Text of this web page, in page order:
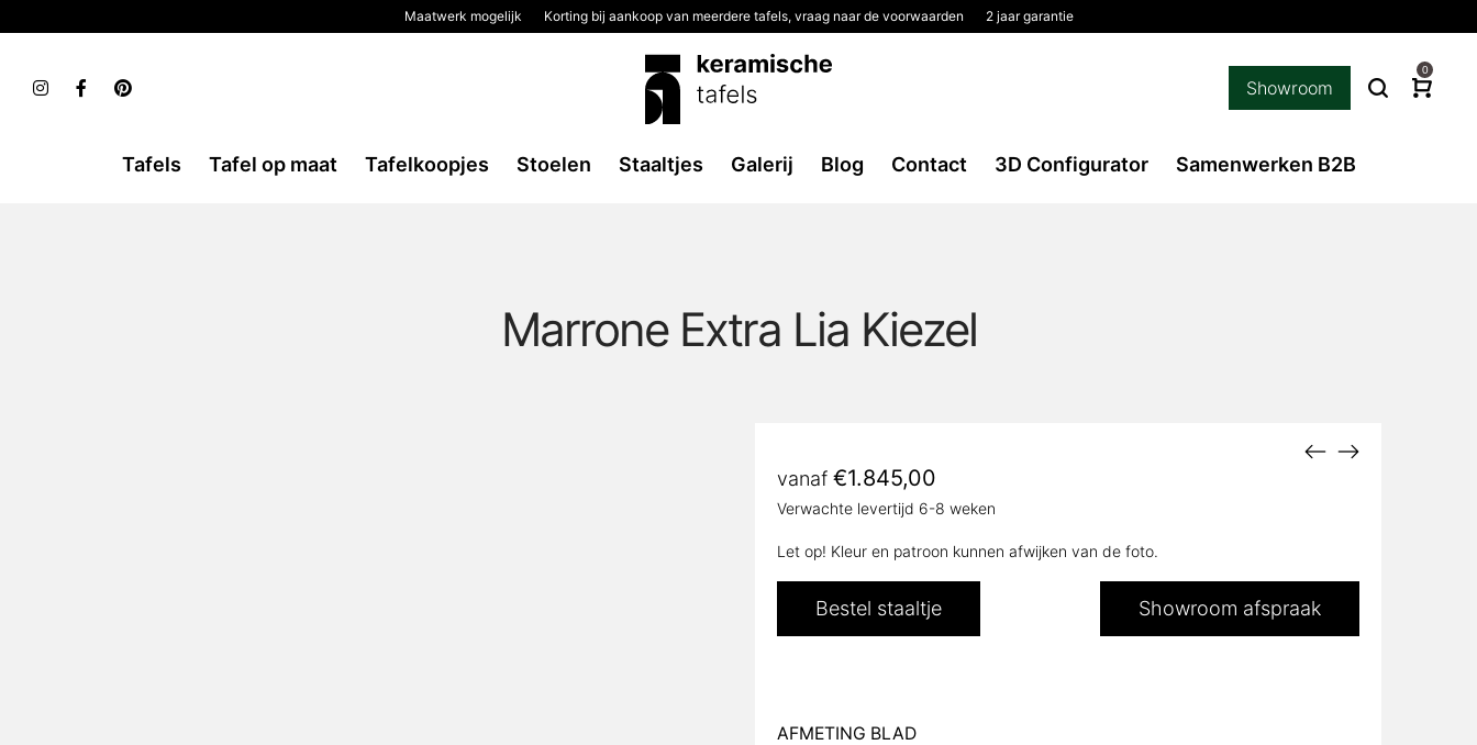
Maatwerk mogelijk Korting bij aankoop van meerdere tafels, vraag naar de voorwaarden 2 jaar garantie
Showroom
0
Tafels Tafel op maat Tafelkoopjes Stoelen Staaltjes Galerij Blog Contact 3D Configurator Samenwerken B2B
Marrone Extra Lia Kiezel
vanaf €1.845,00
Verwachte levertijd 6-8 weken
Let op! Kleur en patroon kunnen afwijken van de foto.
Bestel staaltje Showroom afspraak
AFMETING BLAD